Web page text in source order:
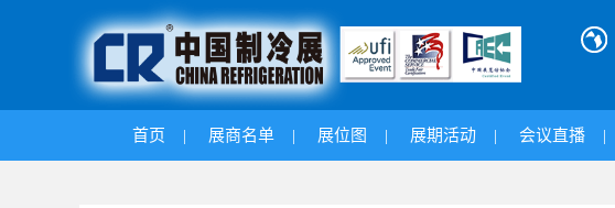
首页 | 展商名单 | 展位图 | 展期活动 | 会议直播 |